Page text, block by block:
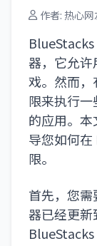
作者: 热心网
器，它允
戏。然而
限来执行
的应用。
导您如何
限。
首先，您
器已经更